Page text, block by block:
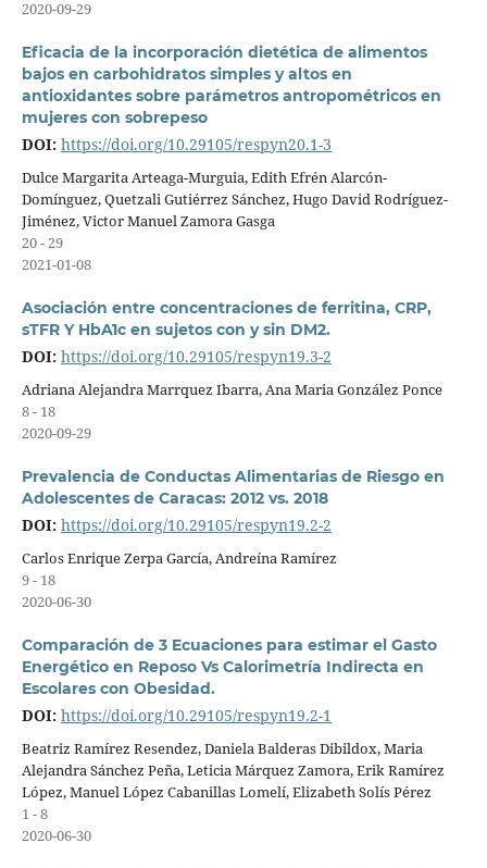
2020-09-29
Eficacia de la incorporación dietética de alimentos
bajos en carbohidratos simples y altos en
antioxidantes sobre parámetros antropométricos en
mujeres con sobrepeso
DOI: https://doi.org/10.29105/respyn20.1-3
Dulce Margarita Arteaga-Murguia, Edith Efrén Alarcón-
Domínguez, Quetzali Gutiérrez Sánchez, Hugo David Rodríguez-
Jiménez, Victor Manuel Zamora Gasga
20 - 29
2021-01-08
Asociación entre concentraciones de ferritina, CRP,
sTFR Y HbA1c en sujetos con y sin DM2.
DOI: https://doi.org/10.29105/respyn19.3-2
Adriana Alejandra Marrquez Ibarra, Ana Maria González Ponce
8 - 18
2020-09-29
Prevalencia de Conductas Alimentarias de Riesgo en
Adolescentes de Caracas: 2012 vs. 2018
DOI: https://doi.org/10.29105/respyn19.2-2
Carlos Enrique Zerpa García, Andreína Ramírez
9 - 18
2020-06-30
Comparación de 3 Ecuaciones para estimar el Gasto
Energético en Reposo Vs Calorimetría Indirecta en
Escolares con Obesidad.
DOI: https://doi.org/10.29105/respyn19.2-1
Beatriz Ramírez Resendez, Daniela Balderas Dibildox, Maria
Alejandra Sánchez Peña, Leticia Márquez Zamora, Erik Ramírez
López, Manuel López Cabanillas Lomelí, Elizabeth Solís Pérez
1 - 8
2020-06-30